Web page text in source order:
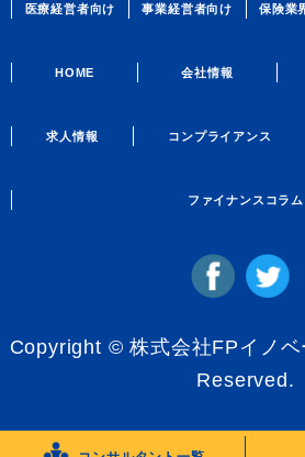
医療経営者向け 事業経営者向け 保険業
HOME 会社情報
求人情報 コンプライアンス
ファイナンスコラム
Copyright © 株式会社FPイノ
Reserved.